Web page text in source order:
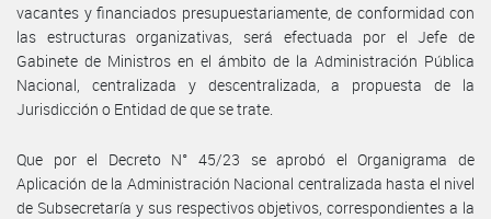
vacantes y financiados presupuestariamente, de conformidad con
las estructuras organizativas, será efectuada por el Jefe de
Gabinete de Ministros en el ámbito de la Administración Pública
Nacional, centralizada y descentralizada, a propuesta de la
Jurisdicción o Entidad de que se trate.
Que por el Decreto N° 45/23 se aprobó el Organigrama de
Aplicación de la Administración Nacional centralizada hasta el nivel
de Subsecretaría y sus respectivos objetivos, correspondientes a la